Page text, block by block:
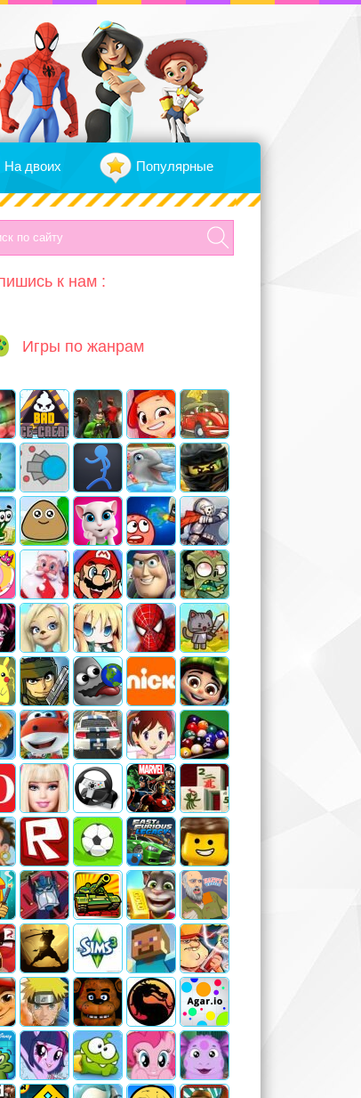
На двоих Популярные
к нам :
Игры по жанрам